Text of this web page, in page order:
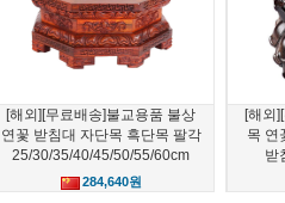
[해외][무료배송]불교용품 불상
연꽃 받침대 자단목 흑단목 팔각
25/30/35/40/45/50/55/60cm
284,640원
[해외
목 연
받